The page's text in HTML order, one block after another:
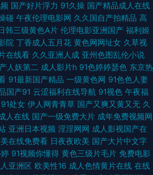
精品一区二区 日本公妇乱偷中文字幕 年轻女教师免费
文字幕 91网络在线看 欧美一级α片中文 99国产精品国
在线 欧美一级做 99国产精品久久人妻 欧美一级夜夜
放 欧美性爱一级大片 99r在线视频 日韩啪啪在线视频
合色97 国产91美女视频 深夜艹艹 国产ts赵恩静系列
草 国产电影五码 天堂网成人网 国产精品国三级国 五
论 五月天午夜性爱 国产剧情亚洲一区二区 羞污影院
国产好片浮力 91久操 国产精品成人在线
碰 午夜伦理电影网 久久国自产拍精品 高
韩三级黄色A片 伦理电影亚洲国产 福利姬
院 丁香成人五月花 黄色网网址女 久草视
在线看 久久亚洲人成 亚州色图乱伦小说
人妖第二 成人影片h 91色婷婷瑟色 东京热
91最新国产精品 一级黄色网 91色色人妻
国产91 云涩福利在线导航 91视色 午夜福
91处女 伊人网青青草 国产又爽又黄又无 久
人在线 国产一级免费大片 成年免费视频网
亚洲日本视频 淫淫网网 成人影视国产在
在线免费看 日夜夜欧美 国产大片中文字
91视频你懂得 黄色三级片毛片 免费电影
亚洲区 欧美性16 成人色情黄片在线 在线